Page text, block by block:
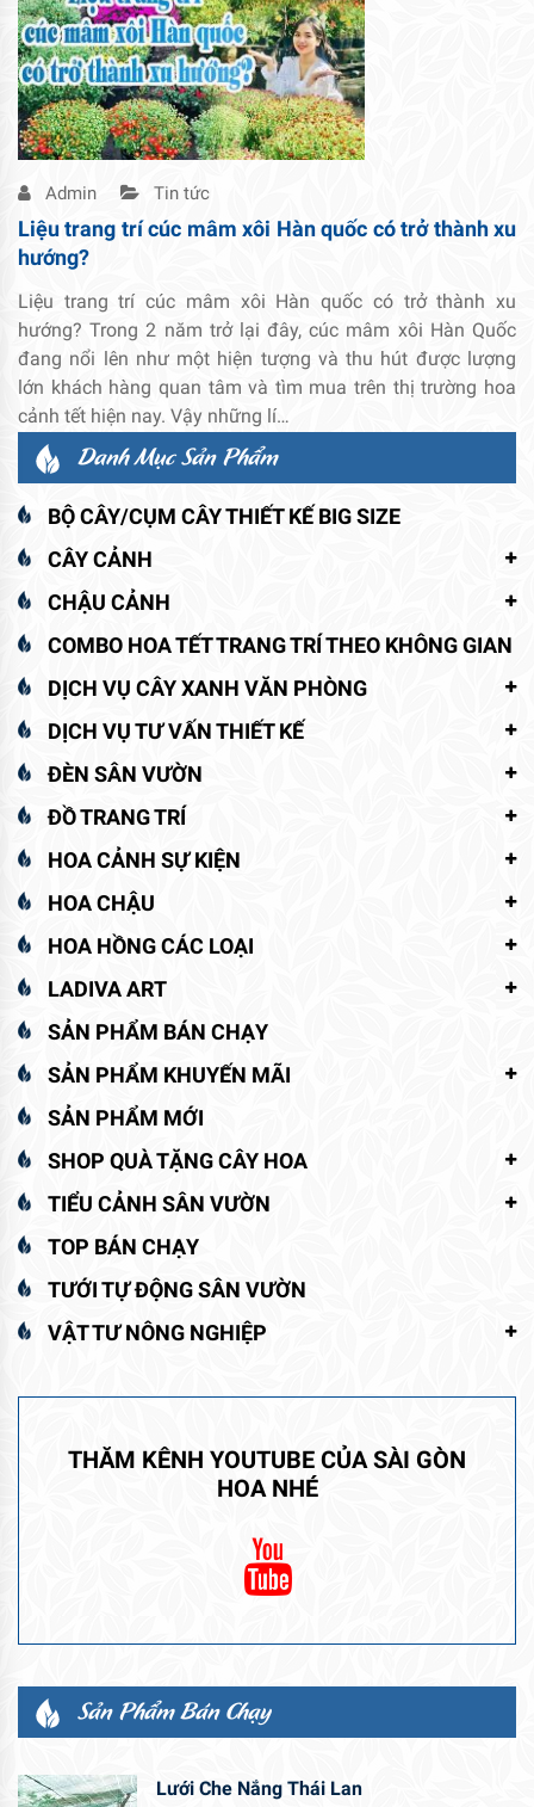
Admin Tin tức
Liệu trang trí cúc mâm xôi Hàn quốc có trở thành xu
hướng?
Liệu trang trí cúc mâm xôi Hàn quốc có trở thành xu
hướng? Trong 2 năm trở lại đây, cúc mâm xôi Hàn Quốc
đang nổi lên như một hiện tượng và thu hút được lượng
lớn khách hàng quan tâm và tìm mua trên thị trường hoa
cảnh tết hiện nay. Vậy những lí…
Danh Mục Sản Phẩm
BỘ CÂY/CỤM CÂY THIẾT KẾ BIG SIZE
CÂY CẢNH
CHẬU CẢNH
COMBO HOA TẾT TRANG TRÍ THEO KHÔNG GIAN
DỊCH VỤ CÂY XANH VĂN PHÒNG
DỊCH VỤ TƯ VẤN THIẾT KẾ
ĐÈN SÂN VƯỜN
ĐỒ TRANG TRÍ
HOA CẢNH SỰ KIỆN
HOA CHẬU
HOA HỒNG CÁC LOẠI
LADIVA ART
SẢN PHẨM BÁN CHẠY
SẢN PHẨM KHUYẾN MÃI
SẢN PHẨM MỚI
SHOP QUÀ TẶNG CÂY HOA
TIỂU CẢNH SÂN VƯỜN
TOP BÁN CHẠY
TƯỚI TỰ ĐỘNG SÂN VƯỜN
VẬT TƯ NÔNG NGHIỆP
THĂM KÊNH YOUTUBE CỦA SÀI GÒN
HOA NHÉ
Sản Phẩm Bán Chạy
Lưới Che Nắng Thái Lan